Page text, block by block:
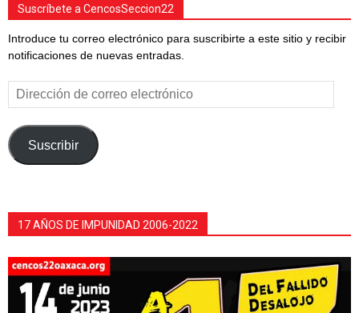
Suscríbete a CencosSeccion22
Introduce tu correo electrónico para suscribirte a este sitio y recibir
notificaciones de nuevas entradas.
Dirección
de
correo
electrónico
Suscribir
17 AÑOS DE IMPUNIDAD 2006-2022